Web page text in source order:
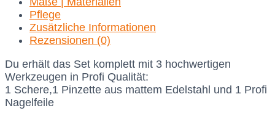
Pflege
Zusätzliche Informationen
Rezensionen (0)
Du erhält das Set komplett mit 3 hochwertigen
Werkzeugen in Profi Qualität:
1 Schere,1 Pinzette aus mattem Edelstahl und 1 Profi
Nagelfeile